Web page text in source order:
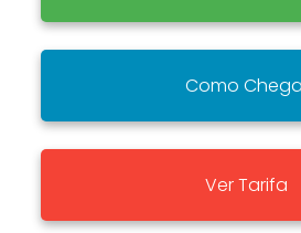
Como
Ver Tarifa